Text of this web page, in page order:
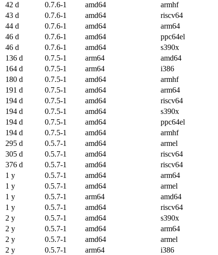
42 d
0.7.6-1 amd64
armhf
43 d
0.7.6-1 amd64
riscv64
44 d
0.7.6-1 amd64
arm64
46 d
0.7.6-1 amd64
ppc64el
46 d
0.7.6-1 amd64
s390x
136 d
0.7.5-1 arm64
amd64
164 d
0.7.5-1 arm64
i386
180 d
0.7.5-1 amd64
armhf
191 d
0.7.5-1 amd64
arm64
194 d
0.7.5-1 amd64
riscv64
194 d
0.7.5-1 amd64
s390x
194 d
0.7.5-1 amd64
ppc64el
194 d
0.7.5-1 amd64
armhf
295 d
0.5.7-1 amd64
armel
305 d
0.5.7-1 amd64
riscv64
376 d
0.5.7-1 amd64
riscv64
1 y
0.5.7-1 amd64
arm64
1 y
0.5.7-1 amd64
armel
1 y
0.5.7-1 arm64
amd64
1 y
0.5.7-1 amd64
riscv64
2 y
0.5.7-1 amd64
s390x
2 y
0.5.7-1 amd64
arm64
2 y
0.5.7-1 amd64
armel
2 y
0.5.7-1 arm64
i386